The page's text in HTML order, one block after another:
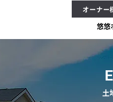
悠悠
オーナー
土